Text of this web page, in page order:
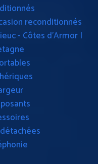
reconditionnés
- Côtes d'Armor |